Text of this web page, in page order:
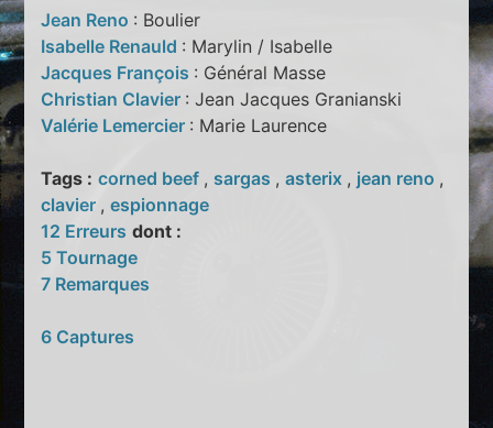
Jean Reno : Boulier
Isabelle Renauld : Marylin / Isabelle
Jacques François : Général Masse
Christian Clavier : Jean Jacques Granianski
Valérie Lemercier : Marie Laurence
Tags : corned beef , sargas ,asterix , jean reno ,
clavier ,espionnage
12 Erreurs dont :
5 Tournage
7 Remarques
6 Captures